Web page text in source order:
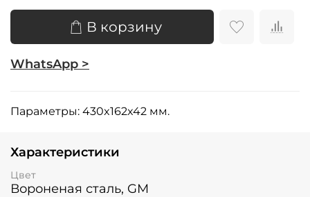
В корзину
WhatsApp >
Параметры: 430x162x42 мм.
Характеристики
Цвет
Вороненая сталь, GM